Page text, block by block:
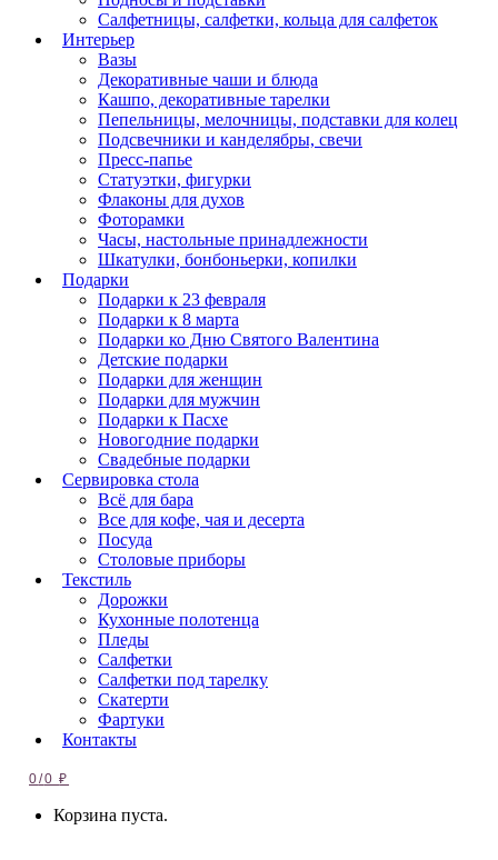
Салфетницы, салфетки, кольца для салфеток
Интерьер
Вазы
Декоративные чаши и блюда
Кашпо, декоративные тарелки
Пепельницы, мелочницы, подставки для колец
Подсвечники и канделябры, свечи
Пресс-папье
Статуэтки, фигурки
Флаконы для духов
Фоторамки
Часы, настольные принадлежности
Шкатулки, бонбоньерки, копилки
Подарки
Подарки к 23 февраля
Подарки к 8 марта
Подарки ко Дню Святого Валентина
Детские подарки
Подарки для женщин
Подарки для мужчин
Подарки к Пасхе
Новогодние подарки
Свадебные подарки
Сервировка стола
Всё для бара
Все для кофе, чая и десерта
Посуда
Столовые приборы
Текстиль
Дорожки
Кухонные полотенца
Пледы
Салфетки
Салфетки под тарелку
Скатерти
Фартуки
Контакты
0/0₽
Корзина пуста.